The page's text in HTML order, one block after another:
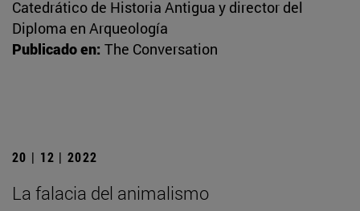
Catedrático de Historia Antigua y director del
Diploma en Arqueología
Publicado en: The Conversation
20 | 12 | 2022
La falacia del animalismo